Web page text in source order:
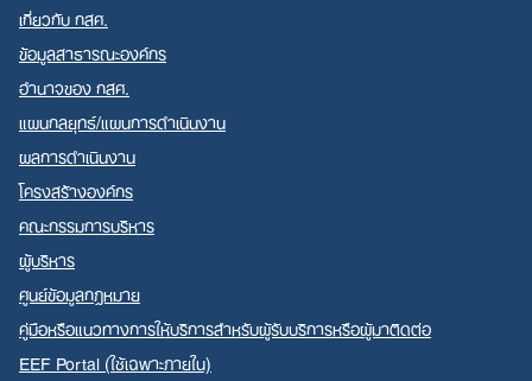
เกี่ยวกับ กสศ.
ข้อมูลสาธารณะองค์กร
อำนาจของ กสศ.
แผนกลยุทธ์/แผนการดำเนินงาน
ผลการดำเนินงาน
โครงสร้างองค์กร
คณะกรรมการบริหาร
ผู้บริหาร
ศูนย์ข้อมูลกฎหมาย
คู่มือหรือแนวทางการให้บริการสำหรับผู้รับบริการหรือผู้มาติดต่อ
EEF Portal (ใช้เฉพาะภายใน)